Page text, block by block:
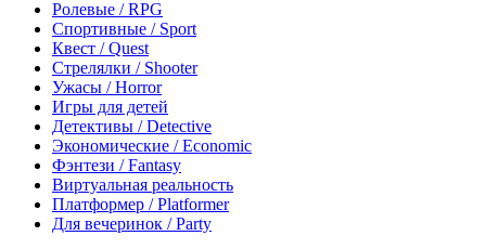
Ролевые / RPG
Спортивные / Sport
Квест / Quest
Стрелялки / Shooter
Ужасы / Horror
Игры для детей
Детективы / Detective
Экономические / Economic
Фэнтези / Fantasy
Виртуальная реальность
Платформер / Platformer
Для вечеринок / Party